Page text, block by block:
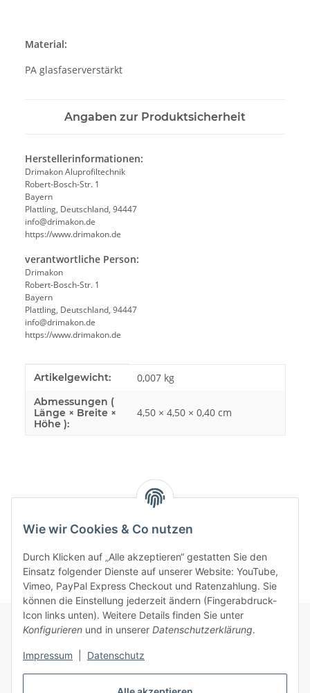
Wie wir Cookies & Co nutzen
Durch Klicken auf „Alle akzeptieren“ gestatten Sie den
Einsatz folgender Dienste auf unserer Website: YouTube,
Vimeo, PayPal Express Checkout und Ratenzahlung. Sie
können die Einstellung jederzeit ändern (Fingerabdruck-
Icon links unten). Weitere Details finden Sie unter
Konfigurieren und in unserer Datenschutzerklärung.
Impressum Datenschutz
Material:
PA glasfaserverstärkt
Angaben zur Produktsicherheit
Herstellerinformationen:
Drimakon Aluprofiltechnik
Robert-Bosch-Str. 1
Bayern
Plattling, Deutschland, 94447
info@drimakon.de
https://www.drimakon.de
verantwortliche Person:
Drimakon
Robert-Bosch-Str. 1
Bayern
Plattling, Deutschland, 94447
info@drimakon.de
https://www.drimakon.de
Produkteigenschaft
Wert
Artikelgewicht: 0,007 kg
Abmessungen (
Länge × Breite ×
Höhe ):
4,50 × 4,50 × 0,40 cm
Informationen